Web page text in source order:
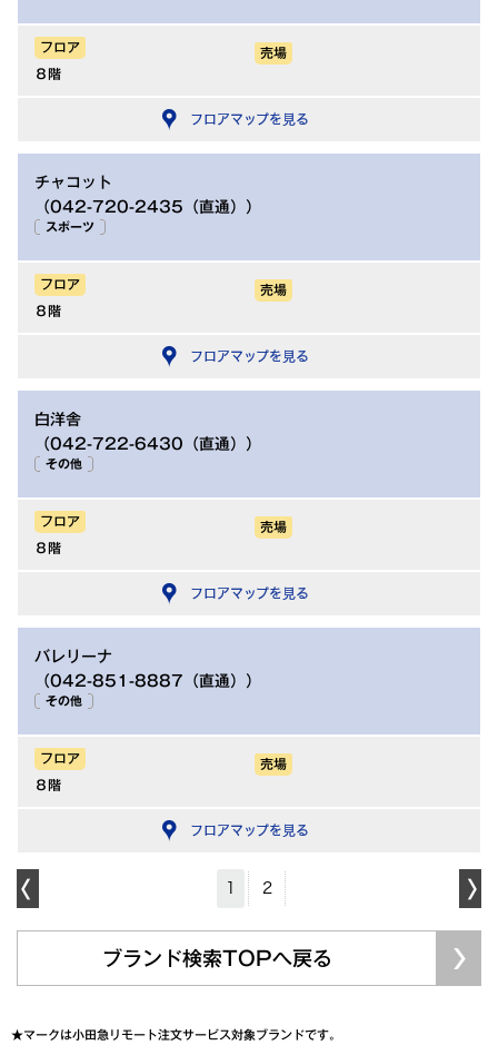
フロア
８階
売場
フロアマップを見る
チャコット
（042-720-2435（直通））
スポーツ
フロア
８階
売場
フロアマップを見る
白洋舎
（042-722-6430（直通））
その他
フロア
８階
売場
フロアマップを見る
バレリーナ
（042-851-8887（直通））
その他
フロア
８階
売場
フロアマップを見る
2
ブランド検索TOPへ戻る
★マークは小田急リモート注文サービス対象ブランドです。